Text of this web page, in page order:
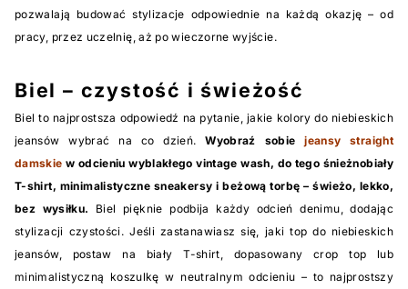
pozwalają budować stylizacje odpowiednie na każdą okazję – od
pracy, przez uczelnię, aż po wieczorne wyjście.
Biel – czystość i świeżość
Biel to najprostsza odpowiedź na pytanie, jakie kolory do niebieskich
jeansów wybrać na co dzień.Wyobraź sobiejeansy straight
damskie w odcieniu wyblakłego vintage wash, do tego śnieżnobiały
T-shirt, minimalistyczne sneakersy i beżową torbę – świeżo, lekko,
bez wysiłku.
Biel pięknie podbija każdy odcień denimu, dodając
stylizacji czystości. Jeśli zastanawiasz się, jaki top do niebieskich
jeansów, postaw na biały T-shirt, dopasowany crop top lub
minimalistyczną koszulkę w neutralnym odcieniu – to najprostszy